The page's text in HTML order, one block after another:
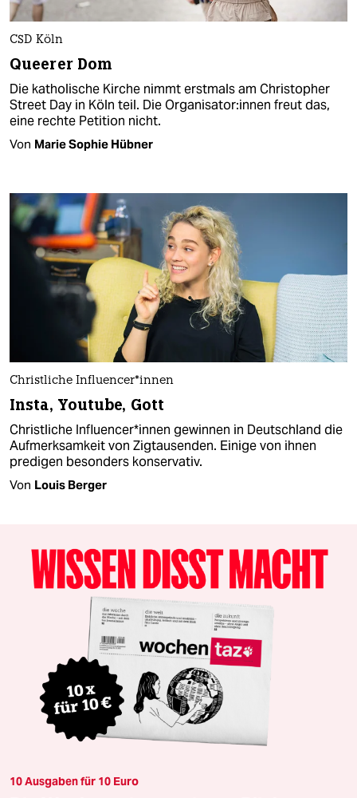
CSD Köln
Queerer Dom
Die katholische Kirche nimmt erstmals am Christopher
Street Day in Köln teil. Die Or­ga­ni­sa­to­r:in­nen freut das,
eine rechte Petition nicht.
Von Marie Sophie Hübner
Christliche In­flu­en­ce­r*in­nen
Insta, Youtube, Gott
Christliche In­flu­en­ce­r*in­nen gewinnen in Deutschland die
Aufmerksamkeit von Zigtausenden. Einige von ihnen
predigen besonders konservativ.
Von Louis Berger
10 Ausgaben für 10 Euro